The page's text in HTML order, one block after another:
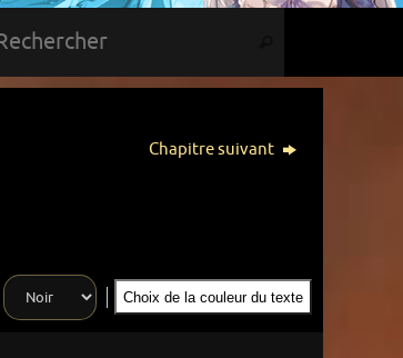
Chapitre suivant
Choix de la couleur du texte